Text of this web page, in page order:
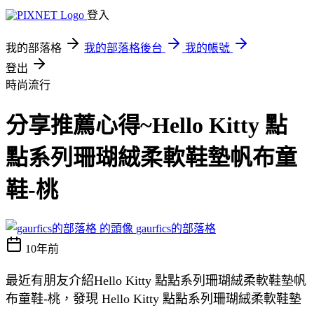
登入
我的部落格 我的部落格後台
我的帳號
登出
時尚流行
分享推薦心得~Hello Kitty 點
點系列珊瑚絨柔軟鞋墊帆布童
鞋-桃
gaurfics的部落格
10年前
最近有朋友介紹Hello Kitty 點點系列珊瑚絨柔軟鞋墊帆
布童鞋-桃，發現 Hello Kitty 點點系列珊瑚絨柔軟鞋墊